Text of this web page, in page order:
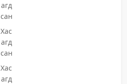
агд
сан
Хас
агд
сан
Хас
агд